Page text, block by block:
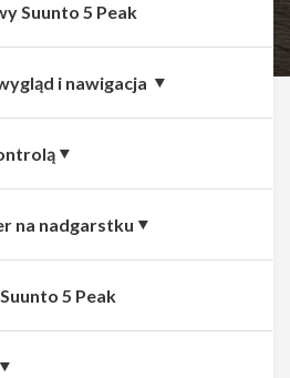
Suunto 5 Peak
i nawigacja
na nadgarstku
5 Peak